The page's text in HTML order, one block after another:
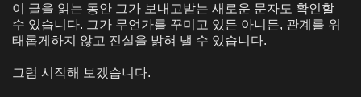
이 글을 읽는 동안 그가 보내고받는 새로운 문자도 확인할
수 있습니다. 그가 무언가를 꾸미고 있든 아니든, 관계를 위
태롭게하지 않고 진실을 밝혀 낼 수 있습니다.
그럼 시작해 보겠습니다.